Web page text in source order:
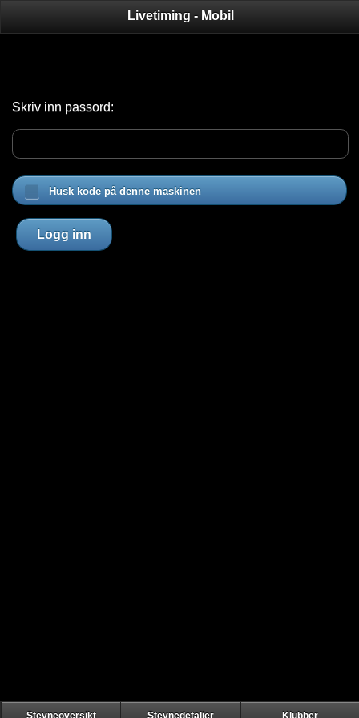
Livetiming - Mobil
Skriv inn passord:
Husk kode på denne maskinen
Logg inn
Stevneoversikt Stevnedetaljer Klubber